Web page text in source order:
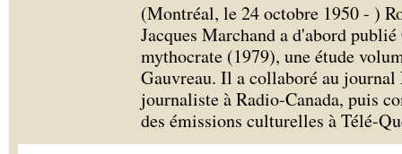
(Montréal, le 24 octobre 1950 - )
Jacques Marchand a d'abord
mythocrate (1979), une étude
Gauvreau. Il a collaboré au journal
journaliste à Radio-Canada, puis
des émissions culturelles à Télé-